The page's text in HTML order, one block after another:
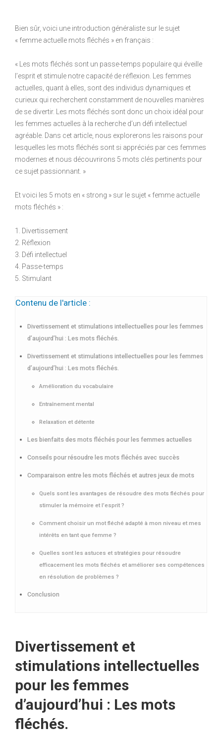
Bien sûr, voici une introduction généraliste sur le sujet
« femme actuelle mots fléchés » en français :
« Les mots fléchés sont un passe-temps populaire qui éveille
l’esprit et stimule notre capacité de réflexion. Les femmes
actuelles, quant à elles, sont des individus dynamiques et
curieux qui recherchent constamment de nouvelles manières
de se divertir. Les mots fléchés sont donc un choix idéal pour
les femmes actuelles à la recherche d’un défi intellectuel
agréable. Dans cet article, nous explorerons les raisons pour
lesquelles les mots fléchés sont si appréciés par ces femmes
modernes et nous découvrirons 5 mots clés pertinents pour
ce sujet passionnant. »
Et voici les 5 mots en « strong » sur le sujet « femme actuelle
mots fléchés » :
1. Divertissement
2. Réflexion
3. Défi intellectuel
4. Passe-temps
5. Stimulant
Contenu de l'article :
Divertissement et stimulations intellectuelles pour les femmes
d’aujourd’hui : Les mots fléchés.
Divertissement et stimulations intellectuelles pour les femmes
d’aujourd’hui : Les mots fléchés.
Amélioration du vocabulaire
Entraînement mental
Relaxation et détente
Les bienfaits des mots fléchés pour les femmes actuelles
Conseils pour résoudre les mots fléchés avec succès
Comparaison entre les mots fléchés et autres jeux de mots
Quels sont les avantages de résoudre des mots fléchés pour
stimuler la mémoire et l’esprit ?
Comment choisir un mot fléché adapté à mon niveau et mes
intérêts en tant que femme ?
Quelles sont les astuces et stratégies pour résoudre
efficacement les mots fléchés et améliorer ses compétences
en résolution de problèmes ?
Conclusion
Divertissement et
stimulations intellectuelles
pour les femmes
d’aujourd’hui : Les mots
fléchés.